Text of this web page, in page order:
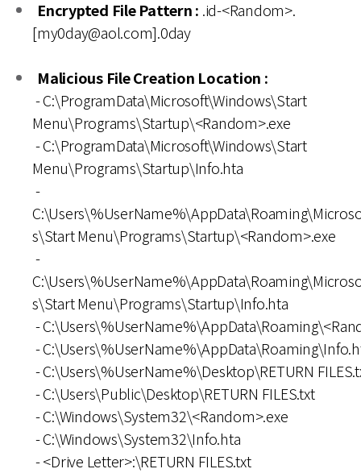
Encrypted File Pattern : .id-<Random>.
[my0day@aol.com].0day
Malicious File Creation Location :
- C:\ProgramData\Microsoft\Windows\Start
Menu\Programs\Startup\<Random>.exe
- C:\ProgramData\Microsoft\Windows\Start
Menu\Programs\Startup\Info.hta
-
s\Start Menu\Programs\Startup\<Random>.exe
-
s\Start Menu\Programs\Startup\Info.hta
-
-
- C:\Users\%UserName%\Desktop\RETURN
- C:\Users\Public\Desktop\RETURN FILES.txt
- C:\Windows\System32\<Random>.exe
- C:\Windows\System32\Info.hta
- <Drive Letter>:\RETURN FILES.txt